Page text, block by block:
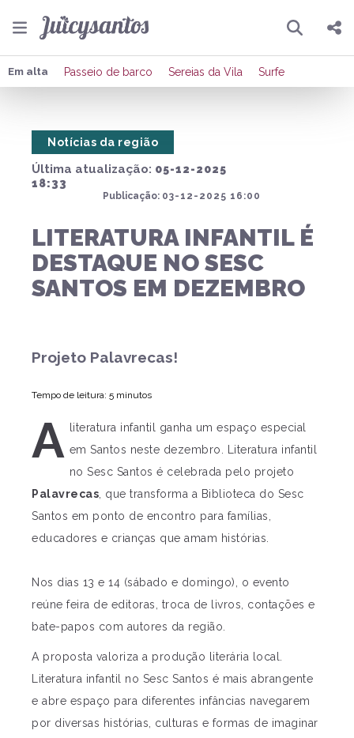
Pesquisar
Compartilhar
Em alta Passeio de barco Sereias da Vila Surfe
Última atualização: 05-12-2025
18:33
Publicação: 03-12-2025 16:00
Notícias da região
LITERATURA INFANTIL É
DESTAQUE NO SESC
SANTOS EM DEZEMBRO
Projeto Palavrecas!
Tempo de leitura: 5 minutos
A
literatura infantil ganha um espaço especial
em Santos neste dezembro. Literatura infantil
no Sesc Santos é celebrada pelo projeto
Palavrecas , que transforma a Biblioteca do Sesc
Santos em ponto de encontro para famílias,
educadores e crianças que amam histórias.
Nos dias 13 e 14 (sábado e domingo), o evento
reúne feira de editoras, troca de livros, contações e
bate-papos com autores da região.
A proposta valoriza a produção literária local.
Literatura infantil no Sesc Santos é mais abrangente
e abre espaço para diferentes infâncias navegarem
por diversas histórias, culturas e formas de imaginar